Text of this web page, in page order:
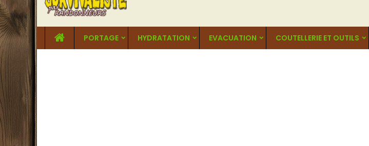
PORTAGE HYDRATATION EVACUATION COUTELLERIE ET OUTILS